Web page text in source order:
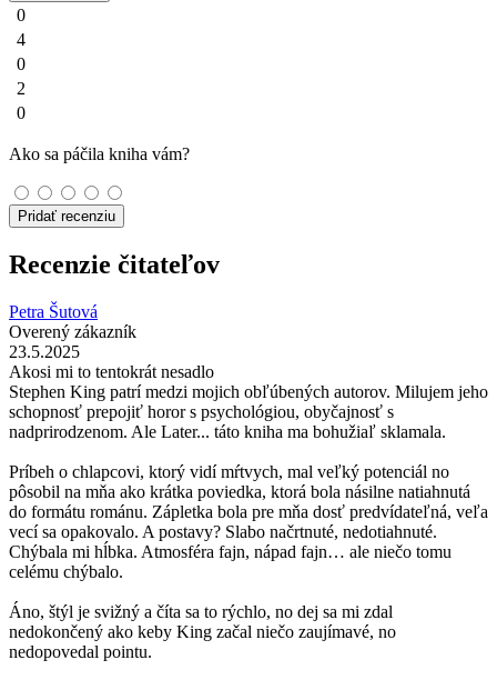
0
4
0
2
0
Ako sa páčila kniha vám?
Pridať recenziu
Recenzie čitateľov
Petra Šutová
Overený zákazník
23.5.2025
Akosi mi to tentokrát nesadlo
Stephen King patrí medzi mojich obľúbených autorov. Milujem jeho
schopnosť prepojiť horor s psychológiou, obyčajnosť s
nadprirodzenom. Ale Later... táto kniha ma bohužiaľ sklamala.
Príbeh o chlapcovi, ktorý vidí mŕtvych, mal veľký potenciál no
pôsobil na mňa ako krátka poviedka, ktorá bola násilne natiahnutá
do formátu románu. Zápletka bola pre mňa dosť predvídateľná, veľa
vecí sa opakovalo. A postavy? Slabo načrtnuté, nedotiahnuté.
Chýbala mi hĺbka. Atmosféra fajn, nápad fajn… ale niečo tomu
celému chýbalo.
Áno, štýl je svižný a číta sa to rýchlo, no dej sa mi zdal
nedokončený ako keby King začal niečo zaujímavé, no
nedopovedal pointu.